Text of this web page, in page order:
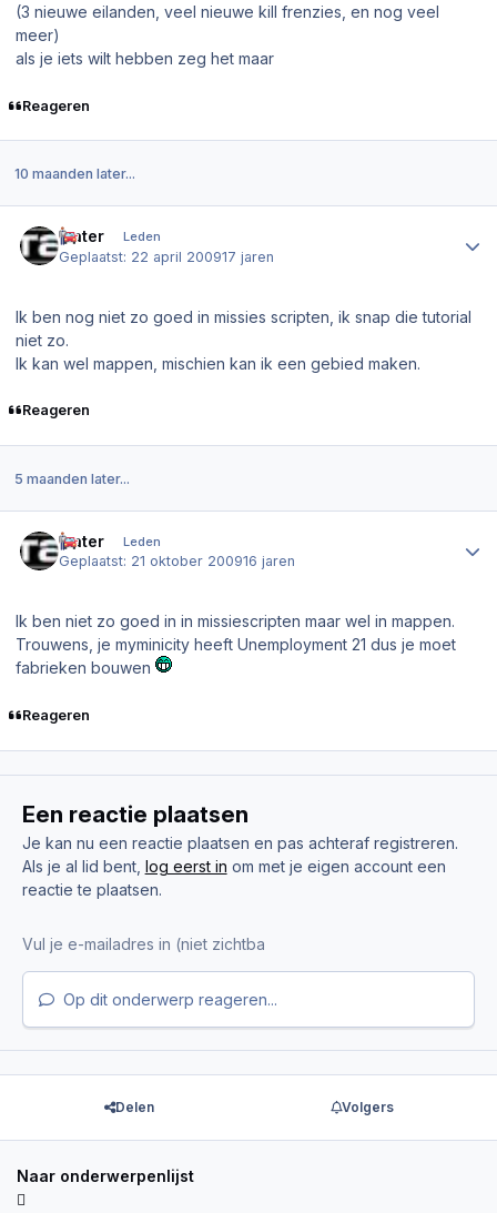
(3 nieuwe eilanden, veel nieuwe kill frenzies, en nog veel
meer)
als je iets wilt hebben zeg het maar
Reageren
10 maanden later...
water Leden
Geplaatst: 22 april 200917 jaren
Ik ben nog niet zo goed in missies scripten, ik snap die tutorial
niet zo.
Ik kan wel mappen, mischien kan ik een gebied maken.
Reageren
5 maanden later...
water Leden
Geplaatst: 21 oktober 200916 jaren
Ik ben niet zo goed in in missiescripten maar wel in mappen.
Trouwens, je myminicity heeft Unemployment 21 dus je moet
fabrieken bouwen
Reageren
Een reactie plaatsen
Je kan nu een reactie plaatsen en pas achteraf registreren.
Als je al lid bent, log eerst in om met je eigen account een
reactie te plaatsen.
Op dit onderwerp reageren...
Delen Volgers
Naar onderwerpenlijst